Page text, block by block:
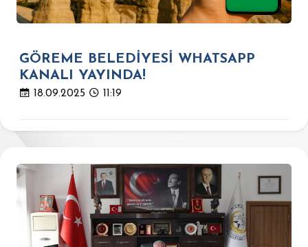
GÖREME BELEDİYESİ WHATSAPP
KANALI YAYINDA!
18.09.2025 11:19